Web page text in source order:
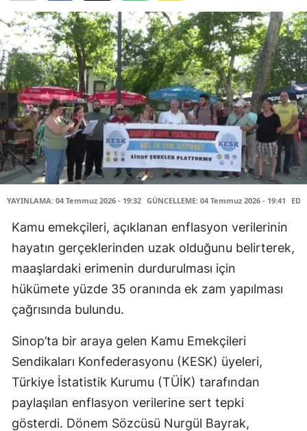
YAYINLAMA: 04 Temmuz 2026 - 19:32 GÜNCELLEME: 04 Temmuz 2026 - 19:41
Kamu emekçileri, açıklanan enflasyon verilerinin
hayatın gerçeklerinden uzak olduğunu belirterek,
maaşlardaki erimenin durdurulması için
hükümete yüzde 35 oranında ek zam yapılması
çağrısında bulundu.
Sinop’ta bir araya gelen Kamu Emekçileri
Sendikaları Konfederasyonu (KESK) üyeleri,
Türkiye İstatistik Kurumu (TÜİK) tarafından
paylaşılan enflasyon verilerine sert tepki
gösterdi. Dönem Sözcüsü Nurgül Bayrak,